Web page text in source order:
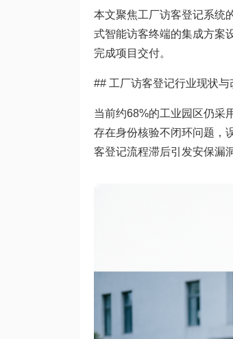
本文聚焦工厂访客登记系统
式智能访客终端的集成方案
完成项目交付。
## 工厂访客登记行业现状与
当前约68%的工业园区仍采
存在身份核验不闭环问题，
客登记流程滞后引发安保漏